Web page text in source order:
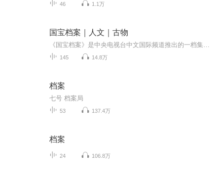
46 1.1万
国宝档案｜人文｜古物
145 14.8万
档案
七号 档案局
53 137.4万
档案
24 106.8万